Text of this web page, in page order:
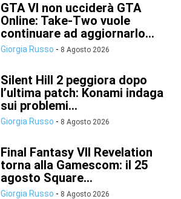
GTA VI non ucciderà GTA
Online: Take-Two vuole
continuare ad aggiornarlo...
Giorgia Russo - 8 Agosto 2026
Silent Hill 2 peggiora dopo
l’ultima patch: Konami indaga
sui problemi...
Giorgia Russo - 8 Agosto 2026
Final Fantasy VII Revelation
torna alla Gamescom: il 25
agosto Square...
Giorgia Russo - 8 Agosto 2026